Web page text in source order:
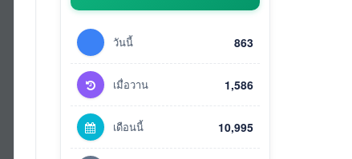
วันนี้ 863
เมื่อวาน 1,586
เดือนนี้ 10,995